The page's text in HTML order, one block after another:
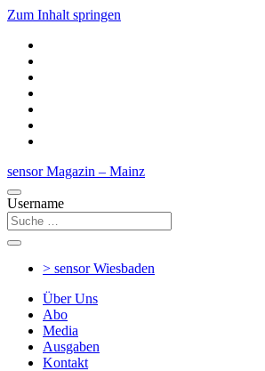
Zum Inhalt springen
sensor Magazin – Mainz
Username
> sensorWiesbaden
Über Uns
Abo
Media
Ausgaben
Kontakt